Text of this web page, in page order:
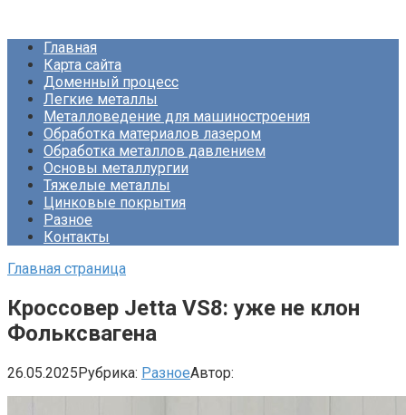
контентуГлавная
Карта сайта
Доменный процесс
Легкие металлы
Металловедение для машиностроения
Обработка материалов лазером
Обработка металлов давлением
Основы металлургии
Тяжелые металлы
Цинковые покрытия
Разное
Контакты
Главная страница
Кроссовер Jetta VS8: уже не клон
Фольксвагена
26.05.2025Рубрика: РазноеАвтор: